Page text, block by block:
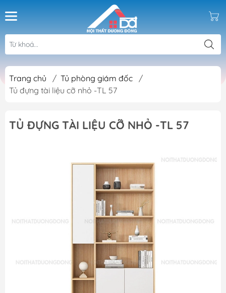
Trang chủ / Tủ phòng giám đốc
/
Tủ đựng tài liệu cỡ nhỏ -TL 57
TỦ ĐỰNG TÀI LIỆU CỠ NHỎ -TL 57